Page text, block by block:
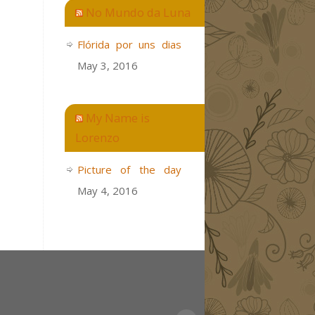
No Mundo da Luna
Flórida por uns dias
May 3, 2016
My Name is
Lorenzo
Picture of the day
May 4, 2016